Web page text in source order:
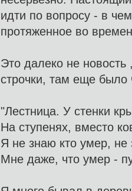
идти по вопросу - в
протяженное во
Это далеко не
строчки, там еще
"Лестница. У стенки
На ступенях, вместо
Я не знаю кто умер, не
Мне даже, что умер -